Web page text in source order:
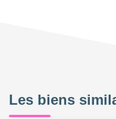
Les biens